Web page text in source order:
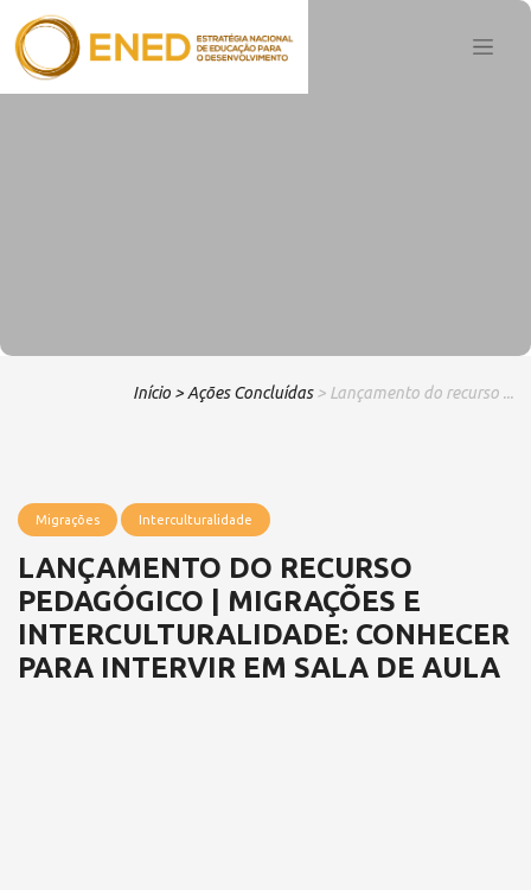
Início > Ações Concluídas > Lançamento do recurso ...
Migrações Interculturalidade
LANÇAMENTO DO RECURSO
PEDAGÓGICO | MIGRAÇÕES E
INTERCULTURALIDADE: CONHECER
PARA INTERVIR EM SALA DE AULA